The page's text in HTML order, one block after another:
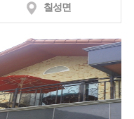
칠성면